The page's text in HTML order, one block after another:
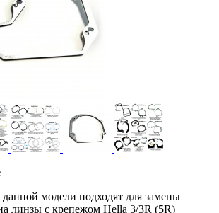
модели подходят для замены
линзы с крепежом Hella 3/3R (5R)